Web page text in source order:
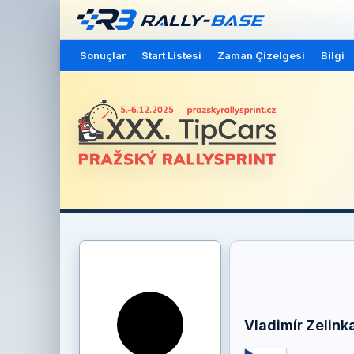
Sonuçlar Start Listesi Zaman Çizelgesi Bilgi
Vladimír